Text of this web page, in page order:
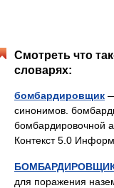
Смотреть что
словарях:
бомбардировщик
синонимов.
бомбардировочной
Контекст 5.0
для поражения